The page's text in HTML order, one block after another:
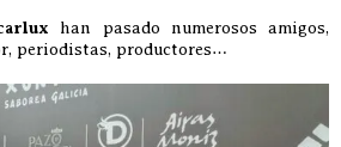
han pasado numerosos amigos,
periodistas, productores…